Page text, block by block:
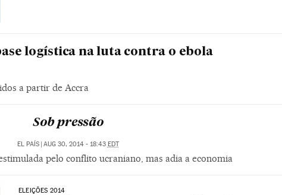
logística na luta contra o ebola
a partir de Accra
Sob pressão
EL PAÍS | AUG 30, 2014 - 18:43 EDT
pelo conflito ucraniano, mas adia a economia
ELEIÇÕES 2014